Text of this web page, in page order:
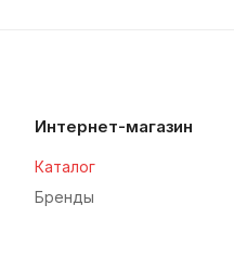
Интернет-магазин
Каталог
Бренды